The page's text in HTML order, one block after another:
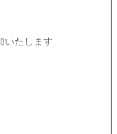
きたい気持ちで
めます
いたします